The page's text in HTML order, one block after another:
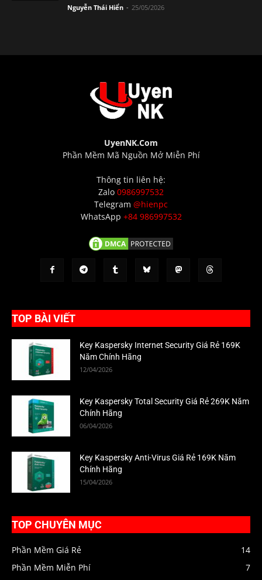
Nguyễn Thái Hiển - 25/05/2026
UyenNK.Com
Phần Mềm Mã Nguồn Mở Miễn Phí
Thông tin liên hệ:
Zalo 0986997532
Telegram @hienpc
WhatsApp +84 986997532
TOP BÀI VIẾT
Key Kaspersky Internet Security Giá Rẻ 169K
Năm Chính Hãng
12/04/2026
Key Kaspersky Total Security Giá Rẻ 269K Năm
Chính Hãng
06/04/2026
Key Kaspersky Anti-Virus Giá Rẻ 169K Năm
Chính Hãng
15/04/2026
TOP CHUYÊN MỤC
Phần Mềm Giá Rẻ
14
Phần Mềm Miễn Phí
7